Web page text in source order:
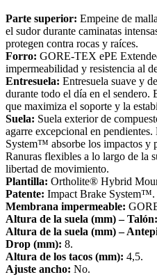
Parte superior: Empeine de
el sudor durante caminatas
protegen contra rocas y raíces.
Forro: GORE-TEX ePE
impermeabilidad y resistencia al
Entresuela: Entresuela suave y
durante todo el día en el sendero.
que maximiza el soporte y la
Suela: Suela exterior de
agarre excepcional en
System™ absorbe los impactos y
Ranuras flexibles a lo largo de la
libertad de movimiento.
Plantilla: Ortholite® Hybrid
Patente: Impact Brake System™.
Membrana impermeable:
Altura de la suela (mm) – Talón:
Altura de la suela (mm) –
Drop (mm): 8.
Altura de los tacos (mm): 4,5.
Ajuste ancho: No.